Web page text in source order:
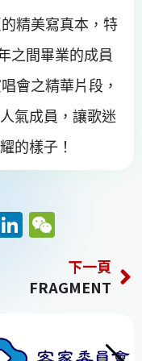
精美寫真本，特
之間畢業的成員
會之精華片段，
氣成員，讓歌迷
的樣子！
Li
n
k
e
n
C
h
下一頁
FRAGMENT